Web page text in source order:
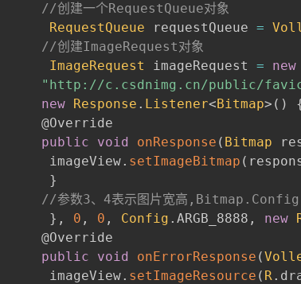
//创建一个RequestQueue对象
RequestQueue requestQueue =
//创建ImageRequest对象
ImageRequest
imageRequest = new
"http://c.csdnimg.cn/public/
new Response . Listener<Bitmap> ( )
@Override
public
void onResponse ( Bitmap
imageView
. setImageBitmap (
}
//参数3、4表示图片宽高
} , 0 , 0 , Config .ARGB_8888 , new
@Override
public
void onErrorResponse (
imageView
. setImageResource ( R.